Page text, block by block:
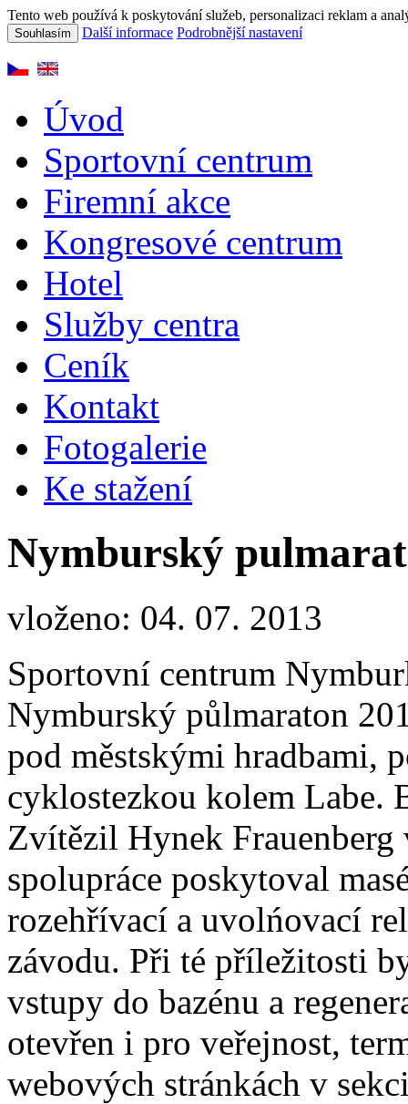
Tento web používá k poskytování služeb, personalizaci reklam a
Souhlasím Další informace Podrobnější nastavení
Úvod
Sportovní centrum
Firemní akce
Kongresové centrum
Hotel
Služby centra
Ceník
Kontakt
Fotogalerie
Ke stažení
Nymburský
vloženo: 04. 07. 2013
Sportovní centrum
Nymburský půlmaraton
pod městskými hradbami,
cyklostezkou kolem Labe.
Zvítězil Hynek Frauenberg
spolupráce poskytoval
rozehřívací a uvolńovací
závodu. Při té příležitosti
vstupy do bazénu a
otevřen i pro veřejnost,
webových stránkách v